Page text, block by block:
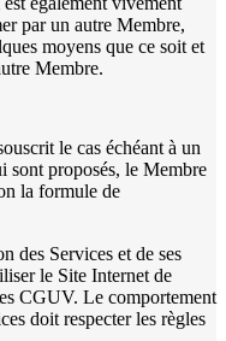
par un autre Membre,
moyens que ce soit et
Membre.
le cas échéant à un
sont proposés, le Membre
la formule de
des Services et de ses
le Site Internet de
CGUV. Le comportement
doit respecter les règles